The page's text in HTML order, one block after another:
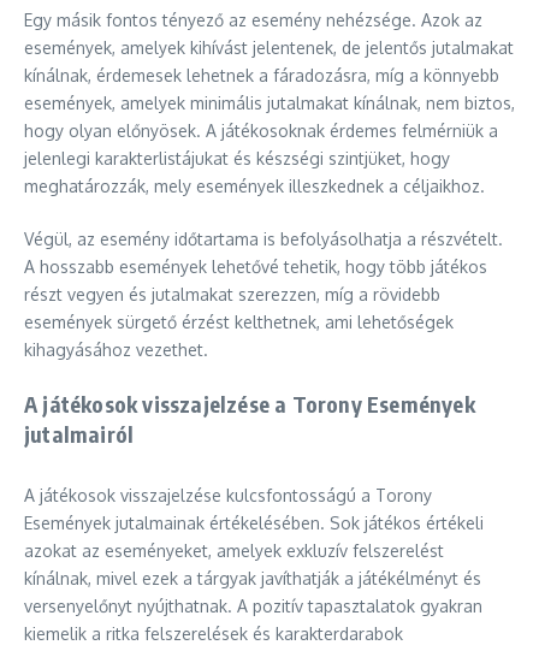
Egy másik fontos tényező az esemény nehézsége. Azok az
események, amelyek kihívást jelentenek, de jelentős jutalmakat
kínálnak, érdemesek lehetnek a fáradozásra, míg a könnyebb
események, amelyek minimális jutalmakat kínálnak, nem biztos,
hogy olyan előnyösek. A játékosoknak érdemes felmérniük a
jelenlegi karakterlistájukat és készségi szintjüket, hogy
meghatározzák, mely események illeszkednek a céljaikhoz.
Végül, az esemény időtartama is befolyásolhatja a részvételt.
A hosszabb események lehetővé tehetik, hogy több játékos
részt vegyen és jutalmakat szerezzen, míg a rövidebb
események sürgető érzést kelthetnek, ami lehetőségek
kihagyásához vezethet.
A játékosok visszajelzése a Torony Események
jutalmairól
A játékosok visszajelzése kulcsfontosságú a Torony
Események jutalmainak értékelésében. Sok játékos értékeli
azokat az eseményeket, amelyek exkluzív felszerelést
kínálnak, mivel ezek a tárgyak javíthatják a játékélményt és
versenyelőnyt nyújthatnak. A pozitív tapasztalatok gyakran
kiemelik a ritka felszerelések és karakterdarabok